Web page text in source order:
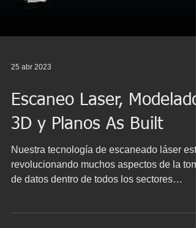
25 abr 2023
Escaneo Laser, Modelado
3D y Planos As Built
Nuestra tecnología de escaneado láser
de datos dentro de todos los sectores